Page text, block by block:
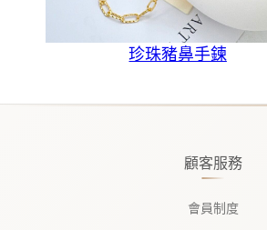
珍珠豬鼻手鍊
顧客服務
會員制度